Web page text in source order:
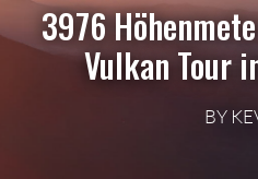
3976
Vulkan Tour
BY